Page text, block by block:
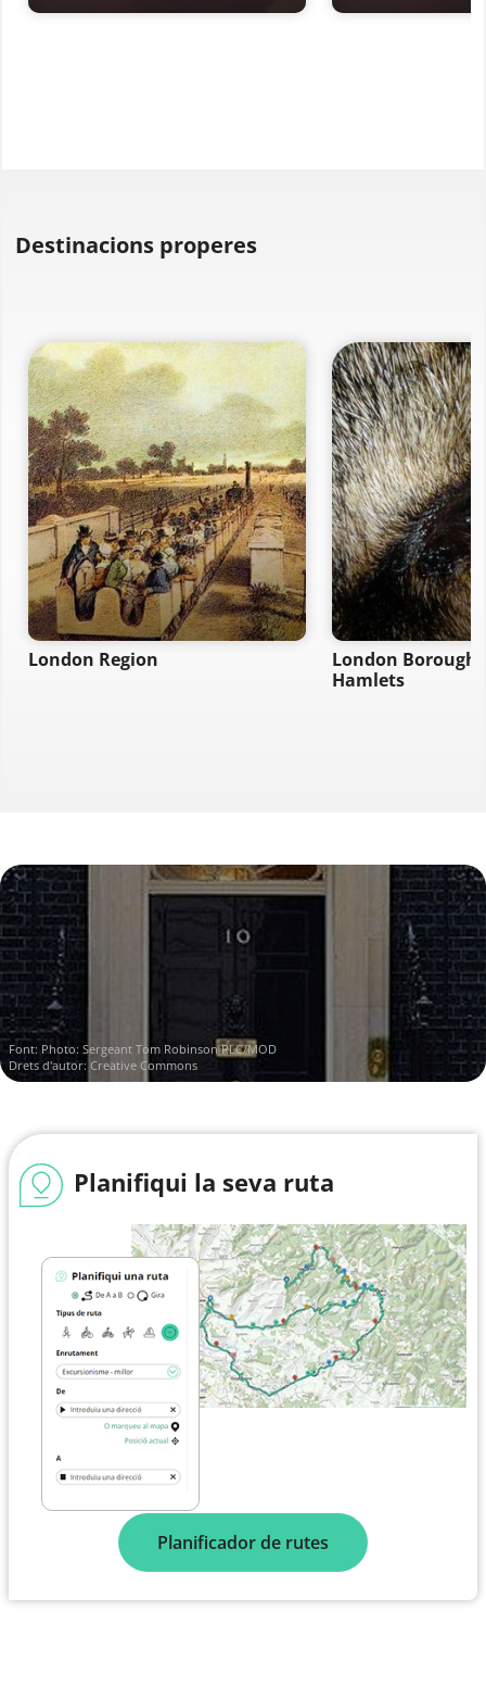
Destinacions properes
London Region
London Borough
Hamlets
Font: Photo: Sergeant Tom Robinson RLC/MOD
Drets d'autor: Creative Commons
Planifiqui la seva ruta
Planificador de rutes